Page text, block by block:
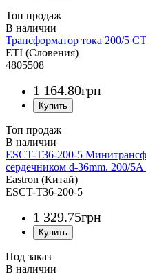
Топ продаж
Трансформатор тока 200/5
ETI (Словения)
4805508
1 164.80грн
Топ продаж
ESCT-T36-200-5
сердечником d-36mm. 200/
Eastron (Китай)
ESCT-T36-200-5
1 329.75грн
Под заказ